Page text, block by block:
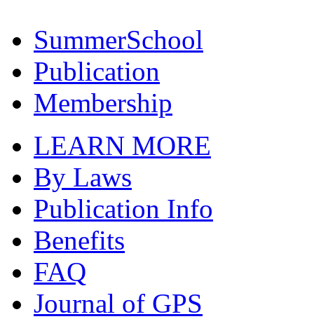
SummerSchool
Publication
Membership
LEARN MORE
By Laws
Publication Info
Benefits
FAQ
Journal of GPS